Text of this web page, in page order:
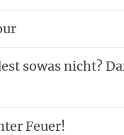
sowas nicht?
Feuer!